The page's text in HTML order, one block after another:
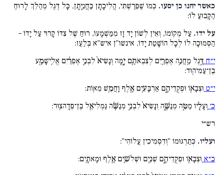
כאשר יחנו כן יסעו. כְּמוֹ שֶׁפֵּרַשְׁתִּי, הֲלִיכָתָן כַּחֲנִיָּתָן, כָּל דֶּגֶל מְהַלֵּךְ לָרוּחַ
הַקָּבוּעַ לוֹ:
על ידו. עַל מְקוֹמוֹ, וְאֵין לְשׁוֹן יָד זָז מִמַּשְׁמָעוֹ, רוּחַ שֶׁל צִדּוֹ קָרוּי עַל יָדוֹ –
הַסְּמוּכָה לוֹ לְכָל הוֹשָׁטַת יָדוֹ, אינשו"ן איש"א בְּלַעַז:
י״ח דֶּ֣גֶל מַֽחֲנֵ֥ה אֶפְרַ֛יִם לְצִבְאֹתָ֖ם יָ֑מָּה וְנָשִׂיא֙ לִבְנֵ֣י אֶפְרַ֔יִם אֱלִֽישָׁמָ֖ע
בֶּן־עַמִּיהֽוּד:
י״ט וּצְבָא֖וֹ וּפְקֻֽדֵיהֶ֑ם אַרְבָּעִ֥ים אֶ֖לֶף וַֽחֲמֵ֥שׁ מֵאֽוֹת:
כ׳ וְעָלָ֖יו מַטֵּ֣ה מְנַשֶּׁ֑ה וְנָשִׂיא֙ לִבְנֵ֣י מְנַשֶּׁ֔ה גַּמְלִיאֵ֖ל בֶּן־פְּדָהצֽוּר:
רש״י
ועליו. כְּתַרְגּוּמוֹ "וְדִסְמִיכִין עֲלוֹהִי":
כ״א וּצְבָא֖וֹ וּפְקֻֽדֵיהֶ֑ם שְׁנַ֧יִם וּשְׁלשִׁ֛ים אֶ֖לֶף וּמָאתָֽיִם: